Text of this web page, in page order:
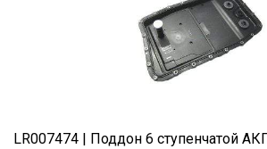
LR007474 | Поддон 6 ступенчатой